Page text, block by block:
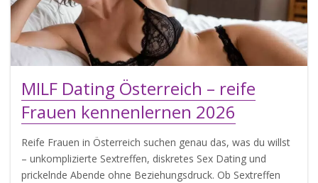
MILF Dating Österreich – reife
Frauen kennenlernen 2026
Reife Frauen in Österreich suchen genau das, was du willst
– unkomplizierte Sextreffen, diskretes Sex Dating und
prickelnde Abende ohne Beziehungsdruck. Ob Sextreffen